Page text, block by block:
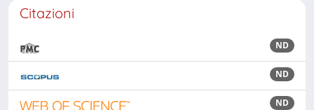
Citazioni
ND
ND
ND